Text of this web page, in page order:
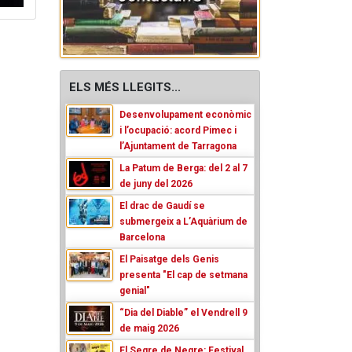
ELS MÉS LLEGITS...
Desenvolupament econòmic
i l’ocupació: acord Pimec i
l’Ajuntament de Tarragona
La Patum de Berga: del 2 al 7
de juny del 2026
El drac de Gaudí se
submergeix a L’Aquàrium de
Barcelona
El Paisatge dels Genis
presenta "El cap de setmana
genial"
“Dia del Diable” el Vendrell 9
de maig 2026